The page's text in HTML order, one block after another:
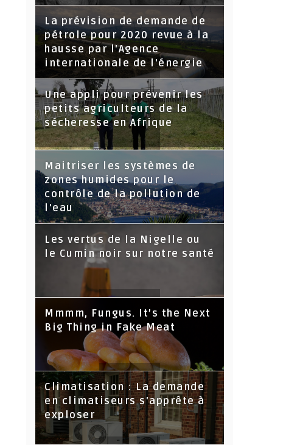
La prévision de demande de
pétrole pour 2020 revue à la
hausse par l'Agence
internationale de l'énergie
Une appli pour prévenir les
petits agriculteurs de la
sécheresse en Afrique
Maitriser les systèmes de
zones humides pour le
contrôle de la pollution de
l'eau
Les vertus de la Nigelle ou
le Cumin noir sur notre santé
Mmmm, Fungus. It’s the Next
Big Thing in Fake Meat
Climatisation : La demande
en climatiseurs s'apprête à
exploser